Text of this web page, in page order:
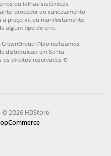
2026 HDStore